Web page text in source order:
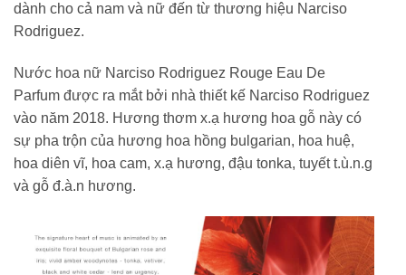
dành cho cả nam và nữ đến từ thương hiệu Narciso
Rodriguez.
Nước hoa nữ Narciso Rodriguez Rouge Eau De
Parfum được ra mắt bởi nhà thiết kế Narciso Rodriguez
vào năm 2018. Hương thơm x.ạ hương hoa gỗ này có
sự pha trộn của hương hoa hồng bulgarian, hoa huệ,
hoa diên vĩ, hoa cam, x.ạ hương, đậu tonka, tuyết t.ù.n.g
và gỗ đ.à.n hương.